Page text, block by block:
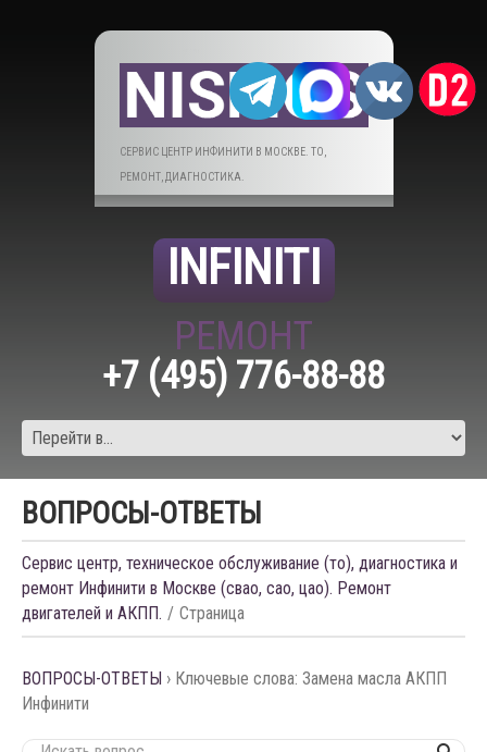
СЕРВИС ЦЕНТР ИНФИНИТИ В МОСКВЕ. ТО,
РЕМОНТ, ДИАГНОСТИКА.
INFINITI
РЕМОНТ
+7 (495) 776-88-88
ВОПРОСЫ-ОТВЕТЫ
Сервис центр, техническое обслуживание (то), диагностика и
ремонт Инфинити в Москве (свао, сао, цао). Ремонт
двигателей и АКПП.
Страница
ВОПРОСЫ-ОТВЕТЫ › Ключевые слова: Замена масла АКПП
Инфинити